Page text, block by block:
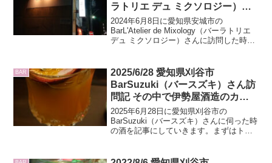
ラトリエ デュ ミクソロジー）さ
ん訪問記
2024年6月8日に愛知県安城市の
BarL'Atelier de Mixology（バーラトリエ
デュ ミクソロジー）さんに訪問した時の
BAR
2025/6/28 愛知県刈谷市
BarSuzuki（バースズキ）さん訪
問記 その中で伊勢屋酒造のカフ
ェアマーロのレビューもあり
2025年6月28日に愛知県刈谷市の
BarSuzuki（バースズキ）さんに伺った時
の酒を記事にしていきます。まずはトッ
ょっと苦みもある複雑味系のカクテルで